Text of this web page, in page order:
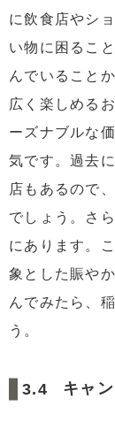
に飲食店やシ
い物に困るこ
んでいること
広く楽しめる
ーズナブルな
気です。過去
店もあるので
でしょう。さ
にあります。
象とした賑や
んでみたら、
う。
キャ